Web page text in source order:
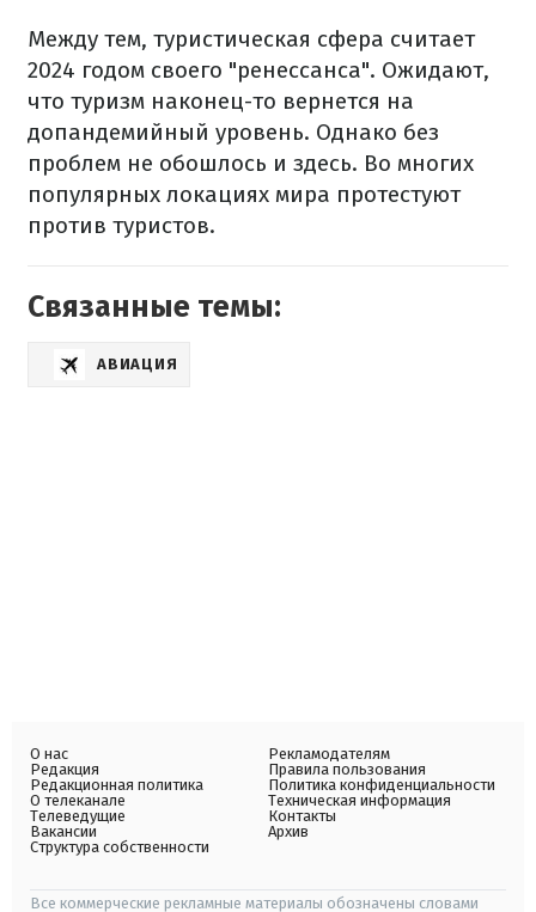
Между тем, туристическая сфера считает
2024 годом своего "ренессанса". Ожидают,
что туризм наконец-то вернется на
допандемийный уровень. Однако без
проблем не обошлось и здесь. Во многих
популярных локациях мира протестуют
против туристов.
Связанные темы:
АВИАЦИЯ
О нас
Редакция
Редакционная политика
О телеканале
Телеведущие
Вакансии
Структура собственности
Рекламодателям
Правила пользования
Политика конфиденциальности
Техническая информация
Контакты
Архив
Все коммерческие рекламные материалы обозначены словами